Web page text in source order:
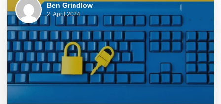
Ben Grindlow
2. April 2024